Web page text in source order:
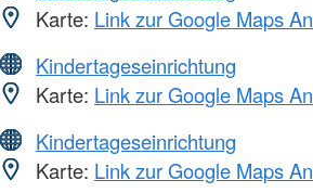
Karte: Link zur Google Maps
Kindertageseinrichtung
Karte: Link zur Google Maps
Kindertageseinrichtung
Karte: Link zur Google Maps